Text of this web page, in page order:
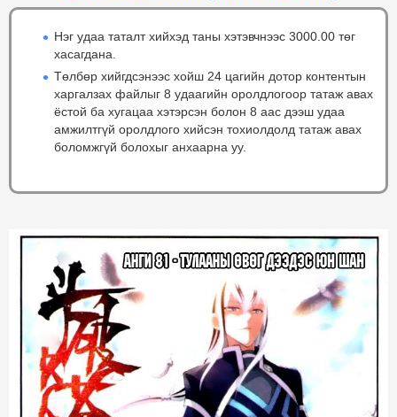
Нэг удаа таталт хийхэд таны хэтэвчнээс 3000.00 төг
хасагдана.
Төлбөр хийгдсэнээс хойш 24 цагийн дотор контентын
харгалзах файлыг 8 удаагийн оролдлогоор татаж авах
ёстой ба хугацаа хэтэрсэн болон 8 аас дээш удаа
амжилтгүй оролдлого хийсэн тохиолдолд татаж авах
боломжгүй болохыг анхаарна уу.